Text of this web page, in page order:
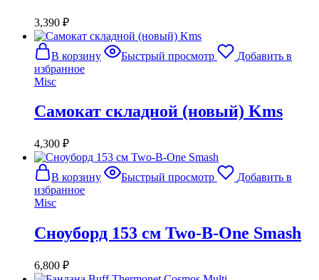
3,390 ₽
В корзину Быстрый просмотр
Добавить в
избранное
Misc
Самокат складной (новый) Kms
4,300 ₽
В корзину Быстрый просмотр
Добавить в
избранное
Misc
Сноуборд 153 см Two-B-One Smash
6,800 ₽